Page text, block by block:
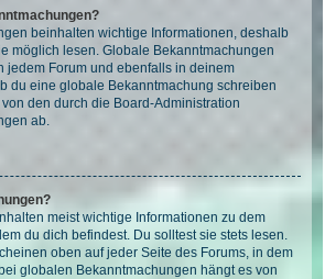
beinhalten wichtige Informationen, deshalb
möglich lesen. Globale Bekanntmachungen
jedem Forum und ebenfalls in deinem
du eine globale Bekanntmachung schreiben
den durch die Board-Administration
ab.
meist wichtige Informationen zu dem
du dich befindest. Du solltest sie stets lesen.
oben auf jeder Seite des Forums, in dem
globalen Bekanntmachungen hängt es von